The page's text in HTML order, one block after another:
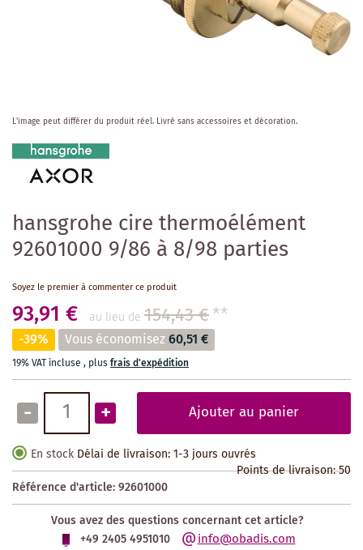
hansgrohe cire thermoélément
92601000 9/86 à 8/98 parties
Soyez le premier à commenter ce produit
93,91 € au lieu de 154,43 €**
-39% Vous économisez60,51 €
19% VAT incluse , plusfrais d'expédition
- + Ajouter au panier
En stock Délai de livraison: 1-3 jours ouvrés
Points de livraison:50
Référence d'article:92601000
Vous avez des questions concernant cet article?
+49 2405 4951010
info@obadis.com
Skip
the
beginning
images
gallery
L'image peut différer du produit réel. Livré sans accessoires et décoration.